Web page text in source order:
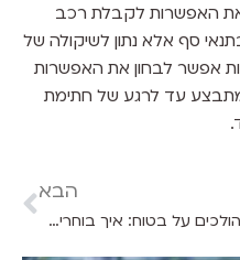
האפשרות לקבלת רכב
סף אלא נתון לשיקולה של
אפשר לבחון את האפשרות
עד לרגע של חתימת
הבא
הולכים על בטוח: איך בוחרים ביטוח רכב?